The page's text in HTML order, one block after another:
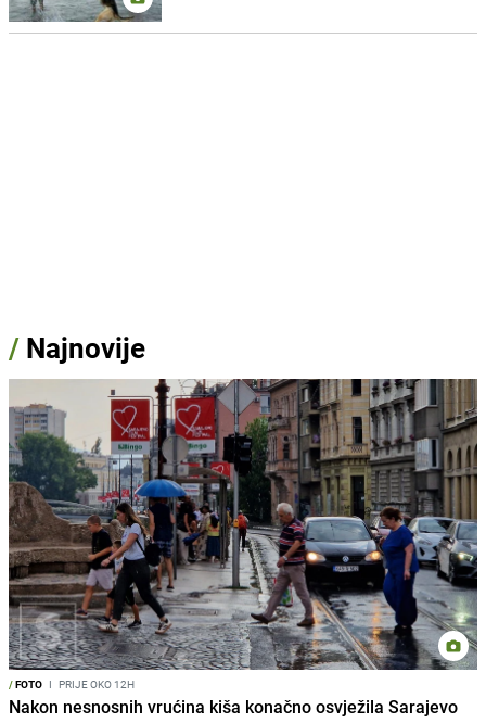
/ Najnovije
/FOTO I PRIJE OKO 12H
Nakon nesnosnih vrućina kiša konačno osvježila Sarajevo